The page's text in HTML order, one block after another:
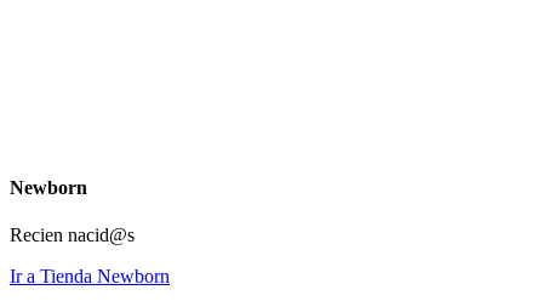
Newborn
Recien nacid@s
Ir a Tienda Newborn